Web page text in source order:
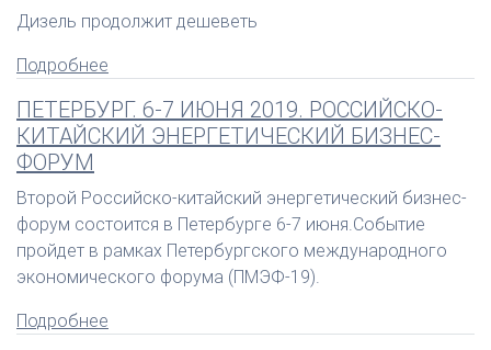
Дизель продолжит дешеветь
Подробнее
ПЕТЕРБУРГ. 6-7 ИЮНЯ 2019. РОССИЙСКО-
КИТАЙСКИЙ ЭНЕРГЕТИЧЕСКИЙ БИЗНЕС-
ФОРУМ
Второй Российско-китайский энергетический бизнес-
форум состоится в Петербурге 6-7 июня.Событие
пройдет в рамках Петербургского международного
экономического форума (ПМЭФ-19).
Подробнее